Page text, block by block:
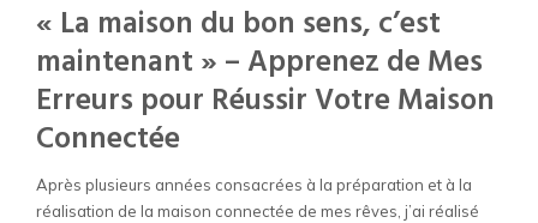
« La maison du bon sens, c’est
maintenant » – Apprenez de Mes
Erreurs pour Réussir Votre Maison
Connectée
Après plusieurs années consacrées à la préparation et à la
réalisation de la maison connectée de mes rêves, j’ai réalisé